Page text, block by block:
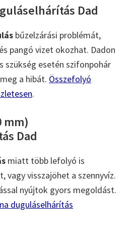
Dad
bűzelzárási problémát,
pangó vizet okozhat. Dadon
szükség esetén szifonpohár
a hibát. Összefolyó
.
mm)
Dad
miatt több lefolyó is
vagy visszajöhet a szennyvíz.
nyújtok gyors megoldást.
duguláselhárítás